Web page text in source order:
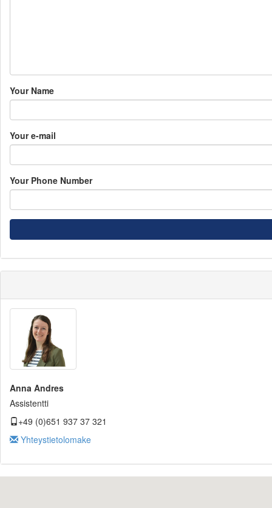
Your Name
Your e-mail
Your Phone Number
Anna Andres
Assistentti
+49 (0)651 937 37 321
Yhteystietolomake